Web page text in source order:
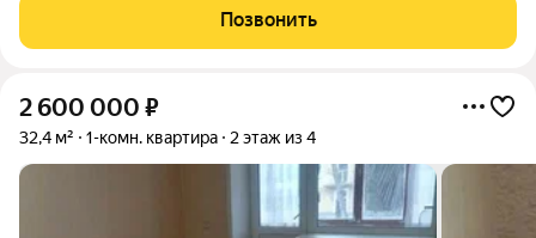
компактный и функциональный. Пространство студии
организовано максимально
Позвонить
2 600 000 ₽
32,4 м² 1-комн. квартира 2 этаж из 4